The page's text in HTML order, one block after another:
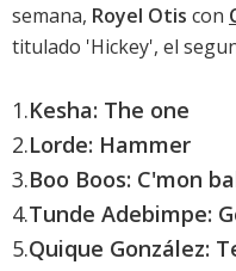
semana, Royel Otis con
titulado 'Hickey', el
1.Kesha: The one
2.Lorde: Hammer
3.Boo Boos: C'mon
4.Tunde Adebimpe:
5.Quique González: